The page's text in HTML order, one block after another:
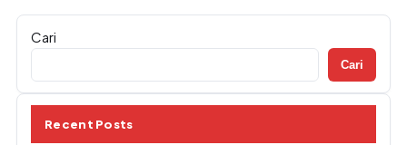
Cari
Cari
Recent Posts